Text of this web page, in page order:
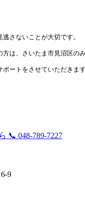
さないことが大切です。
は、さいたま市見沼区の
ートをさせていただきま
📞 048-789-7227
9